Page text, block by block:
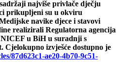
najviše privlače dječju
prikupljeni su u okviru
navike djece i stavovi
realizirali Regulatorna agencija
u BiH u suradnji s
Cjelokupno izvješće dostupno je
87d623c1-ae20-4b70-9c51-